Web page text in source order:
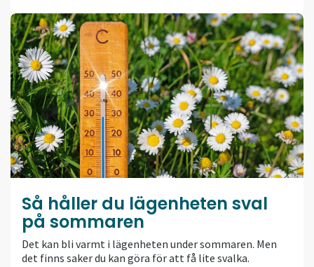
Så håller du lägenheten sval
på sommaren
Det kan bli varmt i lägenheten under sommaren. Men
det finns saker du kan göra för att få lite svalka.